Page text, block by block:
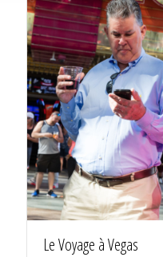
Le Voyage à Vegas